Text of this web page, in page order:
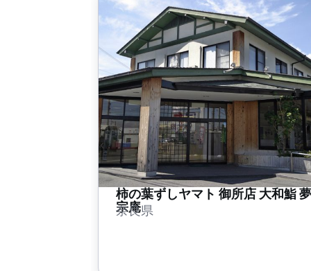
柿の葉ずしヤマト 御所店 大和鮨 夢
宗庵
奈良県